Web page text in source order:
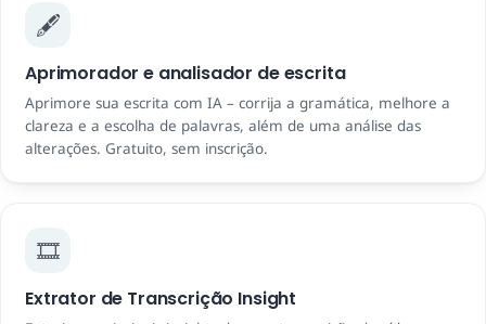
🖋️
Aprimorador e analisador de escrita
Aprimore sua escrita com IA – corrija a gramática, melhore a
clareza e a escolha de palavras, além de uma análise das
alterações. Gratuito, sem inscrição.
🎞️
Extrator de Transcrição Insight